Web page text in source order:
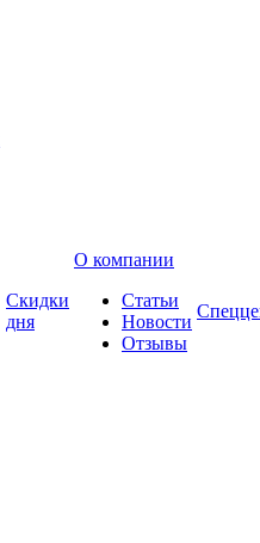
Скидки
дня
О компании
Статьи
Новости
Отзывы